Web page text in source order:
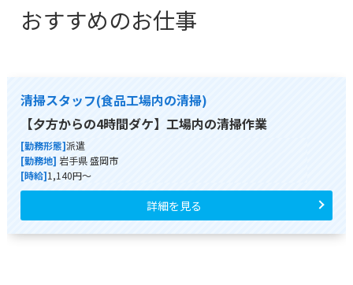
おすすめのお仕事
清掃スタッフ(食品工場内の清掃)
【夕方からの4時間ダケ】工場内の清掃作業
[勤務形態]派遣
[勤務地] 岩手県 盛岡市
[時給]1,140円～
詳細を見る